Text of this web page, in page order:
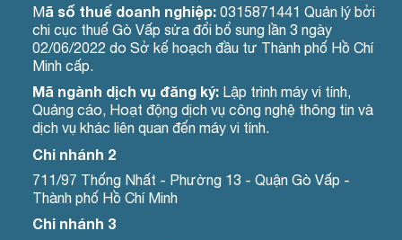
Mã số thuế doanh nghiệp:0315871441 Quản lý bởi
chi cục thuế Gò Vấp sửa đổi bổ sung lần 3 ngày
02/06/2022 do Sở kế hoạch đầu tư Thành phố Hồ Chí
Minh cấp.
Mã ngành dịch vụ đăng ký:Lập trình máy vi tính,
Quảng cáo, Hoạt động dịch vụ công nghệ thông tin và
dịch vụ khác liên quan đến máy vi tính.
Chi nhánh 2
711/97 Thống Nhất - Phường 13 - Quận Gò Vấp -
Thành phố Hồ Chí Minh
Chi nhánh 3